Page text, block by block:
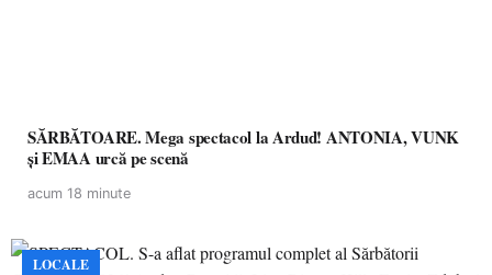
SĂRBĂTOARE. Mega spectacol la Ardud! ANTONIA, VUNK
și EMAA urcă pe scenă
acum 18 minute
LOCALE